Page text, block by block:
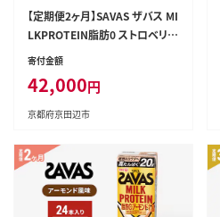
【定期便2ヶ月】SAVAS ザバス MI
LKPROTEIN脂肪0 ストロベリー
風味 24本
寄付金額
42,000円
京都府京田辺市